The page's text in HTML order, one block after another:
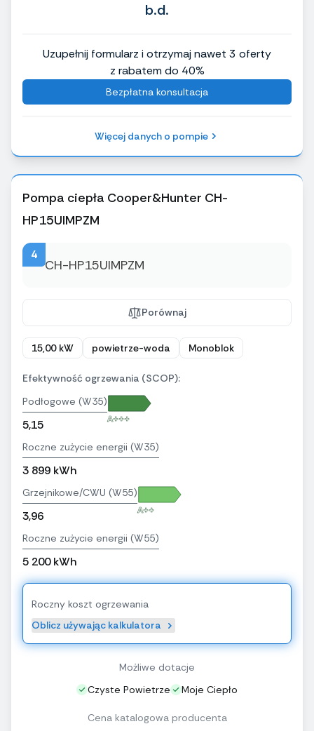
b.d.
Uzupełnij formularz i otrzymaj nawet 3 oferty
z rabatem do 40%
Bezpłatna konsultacja
Więcej danych o pompie
Pompa ciepła Cooper&Hunter CH-
HP15UIMPZM
4
Porównaj
15,00 kW powietrze-woda Monoblok
Efektywność ogrzewania (SCOP):
Podłogowe (W35)
5,15 A+++
Roczne zużycie energii (W35)
3 899 kWh
Grzejnikowe/CWU (W55)
3,96 A++
Roczne zużycie energii (W55)
5 200 kWh
Roczny koszt ogrzewania
Oblicz używając kalkulatora
Możliwe dotacje
Czyste Powietrze
Moje Ciepło
Cena katalogowa producenta